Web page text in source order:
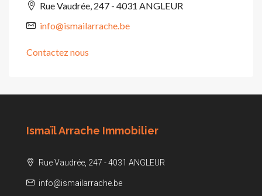
Rue Vaudrée, 247 - 4031 ANGLEUR
info@ismailarrache.be
Contactez nous
Ismaïl Arrache Immobilier
Rue Vaudrée, 247 - 4031 ANGLEUR
info@ismailarrache.be